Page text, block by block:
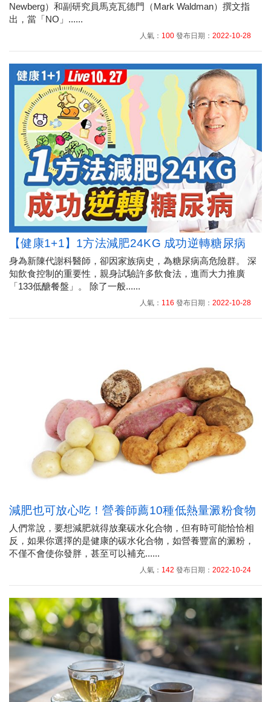
Newberg）和副研究員馬克瓦德門（Mark Waldman）撰文指
出，當「NO」......
人氣： 100 發布日期： 2022-10-28
【健康1+1】1方法減肥24KG 成功逆轉糖尿病
身為新陳代謝科醫師，卻因家族病史，為糖尿病高危險群。 深
知飲食控制的重要性，親身試驗許多飲食法，進而大力推廣
「133低醣餐盤」。 除了一般......
人氣： 116 發布日期： 2022-10-28
減肥也可放心吃！營養師薦10種低熱量澱粉食物
人們常說，要想減肥就得放棄碳水化合物，但有時可能恰恰相
反，如果你選擇的是健康的碳水化合物，如營養豐富的澱粉，
不僅不會使你發胖，甚至可以補充......
人氣： 142 發布日期： 2022-10-24